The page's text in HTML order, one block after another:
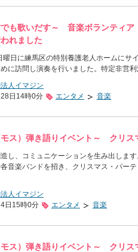
でも歌いだす～ 音楽ボランティ
れました
日に練馬区の特別養護老人ホームにサ
に訪問し演奏を行いました。特定非営
人イマジン
日14時0分
エンタメ 音楽
モス）弾き語りイベント～ クリス
し、コミュニケーションを生み出しま
音楽バンドを招き、クリスマス・パー
人イマジン
日15時0分
エンタメ 音楽
モス）弾き語りイベント～ クリス